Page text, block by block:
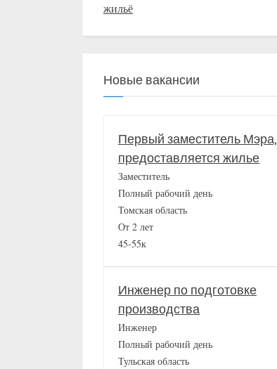
жильё
Новые вакансии
Первый заместитель Мэра,
предоставляется жилье
Заместитель
Полный рабочий день
Томская область
От 2 лет
45-55к
Инженер по подготовке
производства
Инженер
Полный рабочий день
Тульская область